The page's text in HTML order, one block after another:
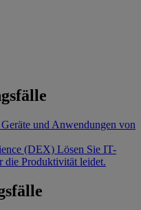
Geräte und Anwendungen von
(DEX) Lösen Sie IT-
die Produktivität leidet.